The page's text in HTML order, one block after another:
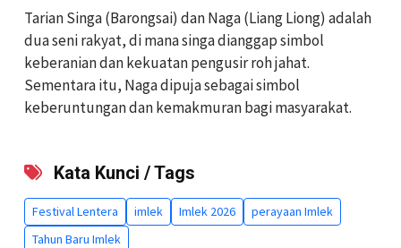
Tarian Singa (Barongsai) dan Naga (Liang Liong) adalah
dua seni rakyat, di mana singa dianggap simbol
keberanian dan kekuatan pengusir roh jahat.
Sementara itu, Naga dipuja sebagai simbol
keberuntungan dan kemakmuran bagi masyarakat.
Kata Kunci / Tags
Festival Lentera imlek Imlek 2026
perayaan Imlek
Tahun Baru Imlek